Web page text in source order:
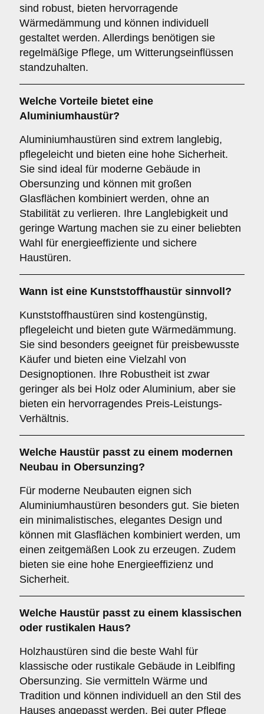
sind robust, bieten hervorragende
Wärmedämmung und können individuell
gestaltet werden. Allerdings benötigen sie
regelmäßige Pflege, um Witterungseinflüssen
standzuhalten.
Welche Vorteile bietet eine
Aluminiumhaustür?
Aluminiumhaustüren sind extrem langlebig,
pflegeleicht und bieten eine hohe Sicherheit.
Sie sind ideal für moderne Gebäude in
Obersunzing und können mit großen
Glasflächen kombiniert werden, ohne an
Stabilität zu verlieren. Ihre Langlebigkeit und
geringe Wartung machen sie zu einer beliebten
Wahl für energieeffiziente und sichere
Haustüren.
Wann ist eine Kunststoffhaustür sinnvoll?
Kunststoffhaustüren sind kostengünstig,
pflegeleicht und bieten gute Wärmedämmung.
Sie sind besonders geeignet für preisbewusste
Käufer und bieten eine Vielzahl von
Designoptionen. Ihre Robustheit ist zwar
geringer als bei Holz oder Aluminium, aber sie
bieten ein hervorragendes Preis-Leistungs-
Verhältnis.
Welche Haustür passt zu einem modernen
Neubau in Obersunzing?
Für moderne Neubauten eignen sich
Aluminiumhaustüren besonders gut. Sie bieten
ein minimalistisches, elegantes Design und
können mit Glasflächen kombiniert werden, um
einen zeitgemäßen Look zu erzeugen. Zudem
bieten sie eine hohe Energieeffizienz und
Sicherheit.
Welche Haustür passt zu einem klassischen
oder rustikalen Haus?
Holzhaustüren sind die beste Wahl für
klassische oder rustikale Gebäude in Leiblfing
Obersunzing. Sie vermitteln Wärme und
Tradition und können individuell an den Stil des
Hauses angepasst werden. Bei guter Pflege